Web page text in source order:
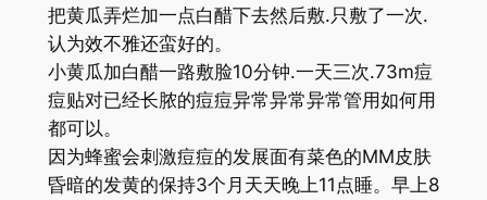
把黄瓜弄烂加一点白醋下去然后敷.只敷了一次.
认为效不雅还蛮好的。
小黄瓜加白醋一路敷脸10分钟.一天三次.73m痘
痘贴对已经长脓的痘痘异常异常异常管用如何用
都可以。
因为蜂蜜会刺激痘痘的发展面有菜色的MM皮肤
昏暗的发黄的保持3个月天天晚上11点睡。早上8